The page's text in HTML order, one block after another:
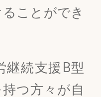
ことができ
継続支援B型
つ方々が自